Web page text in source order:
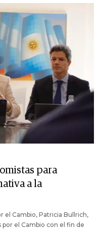
para
a la
el Cambio, Patricia Bullrich,
el Cambio con el fin de